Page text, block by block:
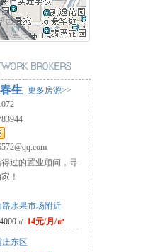
生 更多房源>>
过的置业顾问，寻
！
水果市场附近
㎡ 14元/月/㎡
东区